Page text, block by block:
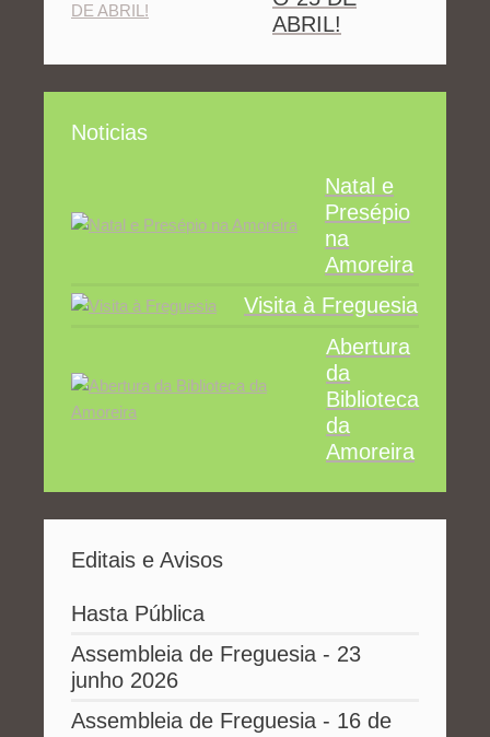
ABRIL!
Noticias
Natal e
Presépio
na
Amoreira
Visita à Freguesia
Abertura
da
Biblioteca
da
Amoreira
Editais e Avisos
Hasta Pública
Assembleia de Freguesia - 23
junho 2026
Assembleia de Freguesia - 16 de